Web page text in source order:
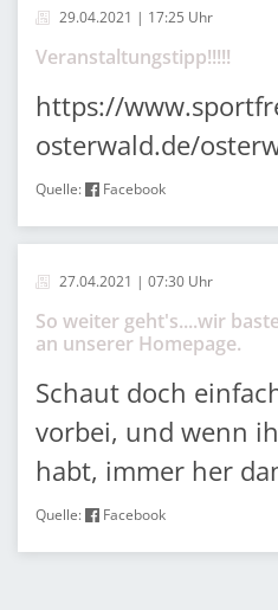
29.04.2021 | 17:25 Uhr
Veranstaltungstipp!!!!!
https://
osterwald.de/
Quelle: Facebook
27.04.2021 | 07:30 Uhr
So weiter geht's....wir
an unserer Homepage.
Schaut doch
vorbei, und wenn
habt, immer her
Quelle: Facebook